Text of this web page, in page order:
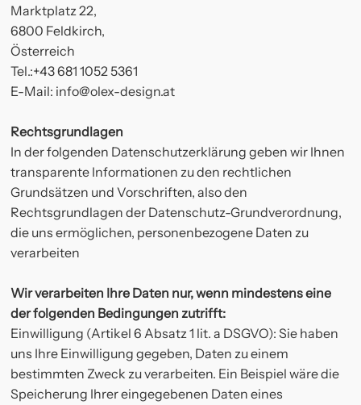
Instagram
Marktplatz 22,
6800 Feldkirch,
Österreich
Tel.:+43 681 1052 5361
E-Mail: info@olex-design.at
Rechtsgrundlagen
In der folgenden Datenschutzerklärung geben wir Ihnen
transparente Informationen zu den rechtlichen
Grundsätzen und Vorschriften, also den
Rechtsgrundlagen der Datenschutz-Grundverordnung,
die uns ermöglichen, personenbezogene Daten zu
verarbeiten
Wir verarbeiten Ihre Daten nur, wenn mindestens eine
der folgenden Bedingungen zutrifft:
Einwilligung (Artikel 6 Absatz 1 lit. a DSGVO): Sie haben
uns Ihre Einwilligung gegeben, Daten zu einem
bestimmten Zweck zu verarbeiten. Ein Beispiel wäre die
Speicherung Ihrer eingegebenen Daten eines